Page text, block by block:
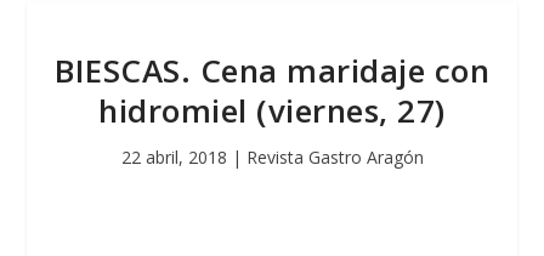
BIESCAS. Cena maridaje con
hidromiel (viernes, 27)
22 abril, 2018 | Revista Gastro Aragón